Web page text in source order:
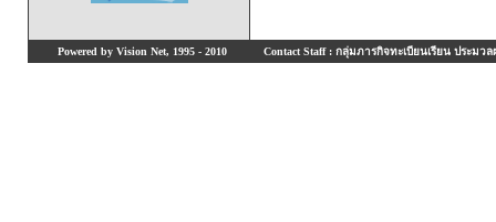
Powered by Vision Net, 1995 - 2010 Contact Staff : กลุ่มภารกิจทะเบียนเรียน ประมวล